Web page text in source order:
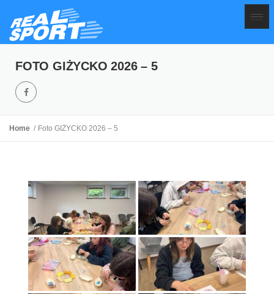
FOTO GIŻYCKO 2026 – 5
Home Foto GIŻYCKO 2026 – 5